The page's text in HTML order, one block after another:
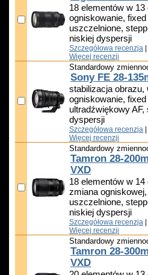
18 elementów w
ogniskowanie, fixed
uszczelnione,
niskiej dyspersji
Szczegółowa recenzja
Więcej recenzji
Standardowy
Sony FE 28-
stabilizacja obrazu,
ogniskowanie, fixed
ultradźwiękowy AF,
dyspersji
Szczegółowa recenzja
Więcej recenzji
Standardowy
Tamron 28-
VXD
18 elementów w
zmiana
uszczelnione,
niskiej dyspersji
Szczegółowa recenzja
Więcej recenzji
Standardowy
Tamron 28-
VXD